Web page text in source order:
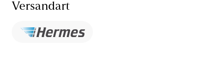
Versandart